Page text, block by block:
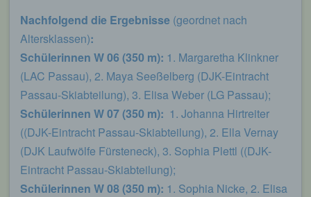
Nachfolgend die Ergebnisse (geordnet nach
Altersklassen):
Schülerinnen W 06 (350 m): 1. Margaretha Klinkner
(LAC Passau), 2. Maya Seeßelberg (DJK-Eintracht
Passau-Skiabteilung), 3. Elisa Weber (LG Passau);
Schülerinnen W 07 (350 m): 1. Johanna Hirtreiter
((DJK-Eintracht Passau-Skiabteilung), 2. Ella Vernay
(DJK Laufwölfe Fürsteneck), 3. Sophia Plettl ((DJK-
Eintracht Passau-Skiabteilung);
Schülerinnen W 08 (350 m): 1. Sophia Nicke, 2. Elisa